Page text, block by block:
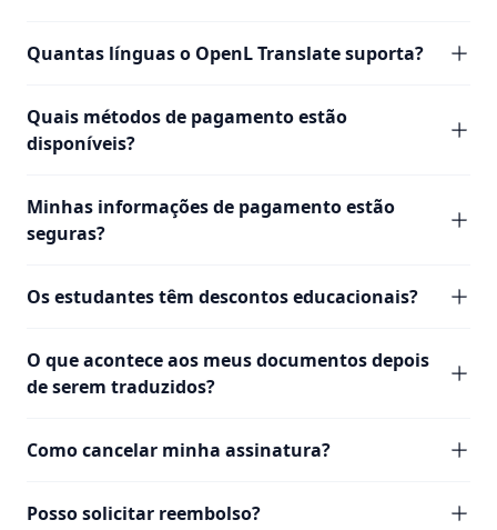
Quantas línguas o OpenL Translate suporta?
Quais métodos de pagamento estão
disponíveis?
Minhas informações de pagamento estão
seguras?
Os estudantes têm descontos educacionais?
O que acontece aos meus documentos depois
de serem traduzidos?
Como cancelar minha assinatura?
Posso solicitar reembolso?